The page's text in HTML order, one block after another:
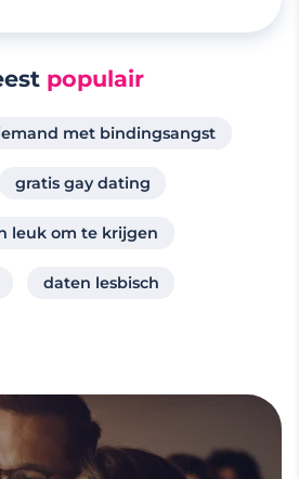
populair
met bindingsangst
gratis gay dating
leuk om te krijgen
daten lesbisch